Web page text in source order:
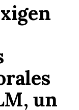
un